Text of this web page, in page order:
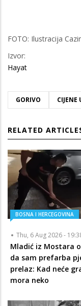
FOTO: Ilustracija
Izvor:
Hayat
GORIVO CIJENE
RELATED
BOSNA I HERCEGOVINA
Thu, 6 Aug 2026 -
Mladić iz Mostara
da sam prefarba
prelaz: Kad neće
mora neko